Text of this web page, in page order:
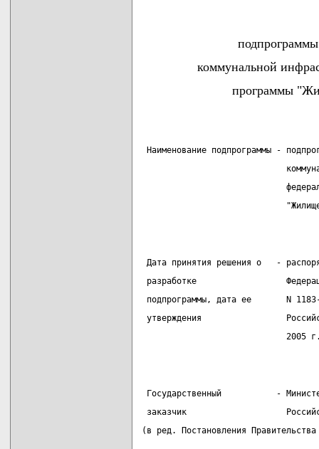
коммунальной
программы
Наименование подпрограммы -
Дата принятия решения о   -
разработке
подпрограммы, дата ее       N 1183-
утверждения
2005
Государственный           -
заказчик
(в ред. Постановления